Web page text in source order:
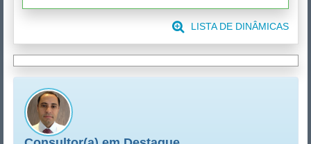
LISTA DE DINÂMICAS